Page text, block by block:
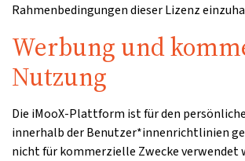
Rahmenbedingungen dieser Lizenz
Werbung und
Nutzung
Die iMooX-Plattform ist für den
innerhalb der Benutzer*innenrichtlinien
nicht für kommerzielle Zwecke verwendet